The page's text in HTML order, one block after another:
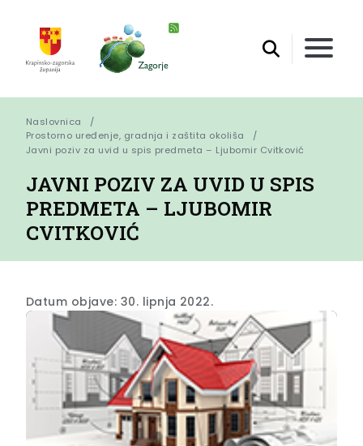
Naslovnica
Prostorno uređenje, gradnja i zaštita okoliša
Javni poziv za uvid u spis predmeta – Ljubomir Cvitković
JAVNI POZIV ZA UVID U SPIS
PREDMETA – LJUBOMIR
CVITKOVIĆ
Datum objave: 30. lipnja 2022.